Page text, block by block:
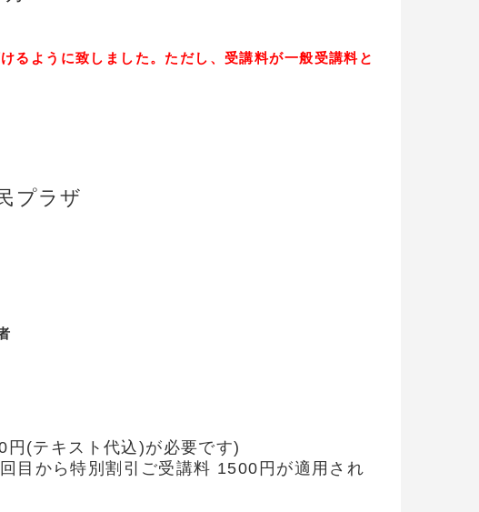
るように致しました。ただし、受講料が一般受講料と
プラザ
(テキスト代込)が必要です)
目から特別割引ご受講料 1500円が適用され